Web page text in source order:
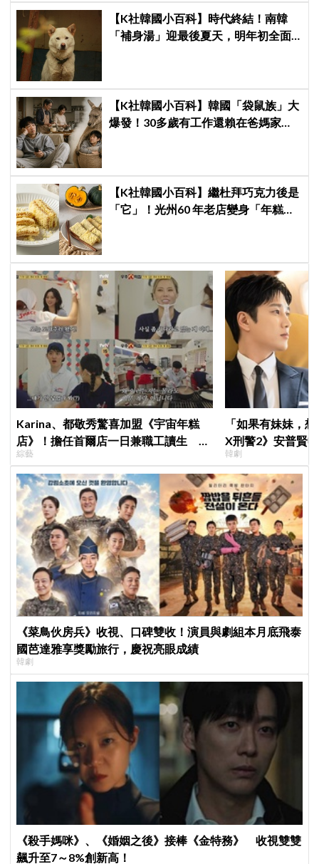
【K社韓國小百科】時代終結！南韓
「補身湯」迎最後夏天，明年初全面
【K社韓國小百科】韓國「袋鼠族」大
爆發！30多歲有工作還賴在爸媽家，
【K社韓國小百科】繼杜拜巧克力後是
「它」！光州60 年老店變身「年糕界
Karina、都敬秀驚喜加盟《宇宙年糕
店》！擔任首爾店一日兼職工讀生 李
泳知一句話意外成真
綜藝
「如果有妹妹，
X刑警2》安普賢
哥哥們都認證的
韓劇
《菜鳥伙房兵》收視、口碑雙收！演員與劇組本月底飛泰
國芭達雅享獎勵旅行，慶祝亮眼成績
韓劇
《殺手媽咪》、《婚姻之後》接棒《金特務》 收視雙雙
飆升至7～8%創新高！